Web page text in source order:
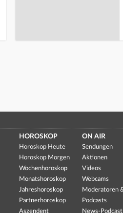
HOROSKOP
Horoskop Heute
Horoskop Morgen
Wochenhoroskop
Monatshoroskop
Jahreshoroskop
Partnerhoroskop
Aszendent
ON AIR
Sendungen
Aktionen
Videos
Webcams
Moderatoren
Podcasts
News-Podcast